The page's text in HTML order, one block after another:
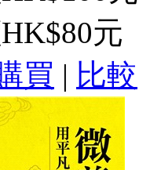
HK$80元
買 | 比較